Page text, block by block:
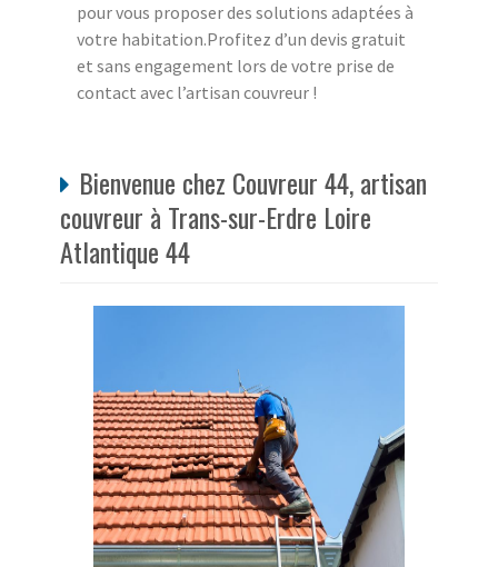
pour vous proposer des solutions adaptées à
votre habitation.Profitez d’un devis gratuit
et sans engagement lors de votre prise de
contact avec l’artisan couvreur !
Bienvenue chez Couvreur 44, artisan
couvreur à Trans-sur-Erdre Loire
Atlantique 44